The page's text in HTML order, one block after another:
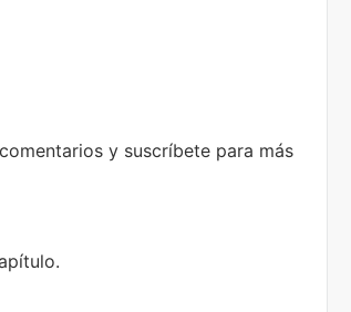
y suscríbete para más